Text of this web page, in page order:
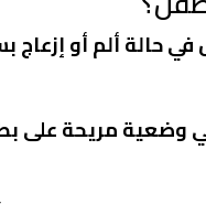
حالة ألم أو
مريحة على